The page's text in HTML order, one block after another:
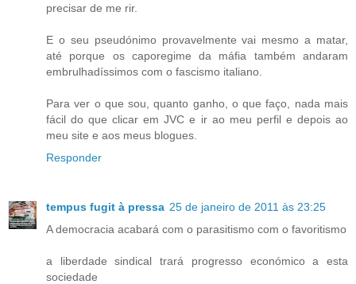
precisar de me rir.
E o seu pseudónimo provavelmente vai mesmo a matar,
até porque os caporegime da máfia também andaram
embrulhadíssimos com o fascismo italiano.
Para ver o que sou, quanto ganho, o que faço, nada mais
fácil do que clicar em JVC e ir ao meu perfil e depois ao
meu site e aos meus blogues.
Responder
tempus fugit à pressa 25 de janeiro de 2011 às 23:25
A democracia acabará com o parasitismo com o favoritismo
a liberdade sindical trará progresso económico a esta
sociedade